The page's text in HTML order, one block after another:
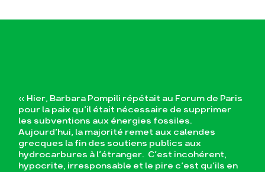
« Hier, Barbara Pompili répétait au Forum de Paris
pour la paix qu’il était nécessaire de supprimer
les subventions aux énergies fossiles.
Aujourd’hui, la majorité remet aux calendes
grecques la fin des soutiens publics aux
hydrocarbures à l’étranger. C’est incohérent,
hypocrite, irresponsable et le pire c’est qu’ils en